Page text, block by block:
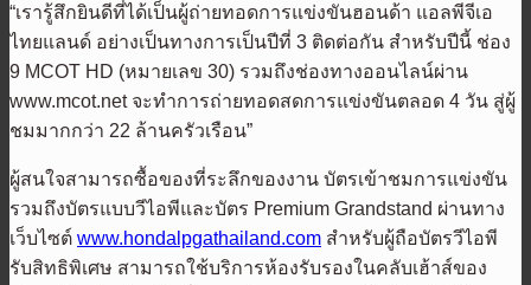
“เรารู้สึกยินดีที่ได้เป็นผู้ถ่ายทอดการแข่งขันฮอนด้า แอลพีจีเอ
ไทยแลนด์ อย่างเป็นทางการเป็นปีที่ 3 ติดต่อกัน สำหรับปีนี้ ช่อง
9 MCOT HD (หมายเลข 30) รวมถึงช่องทางออนไลน์ผ่าน
www.mcot.net จะทำการถ่ายทอดสดการแข่งขันตลอด 4 วัน สู่ผู้
ชมมากกว่า 22 ล้านครัวเรือน”
ผู้สนใจสามารถซื้อของที่ระลึกของงาน บัตรเข้าชมการแข่งขัน
รวมถึงบัตรแบบวีไอพีและบัตร Premium Grandstand ผ่านทาง
เว็บไซต์ www.hondalpgathailand.com สำหรับผู้ถือบัตรวีไอพี
รับสิทธิพิเศษ สามารถใช้บริการห้องรับรองในคลับเฮ้าส์ของ